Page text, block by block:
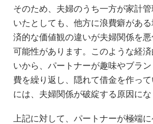
そのため、夫婦のうち一方が家計
いたとしても、他方に浪費癖があ
済的な価値観の違いが夫婦関係を
可能性があります。このような経
いから、パートナーが趣味やブラ
費を繰り返し、隠れて借金を作っ
には、夫婦関係が破綻する原因にな
上記に対して、パートナーが極端